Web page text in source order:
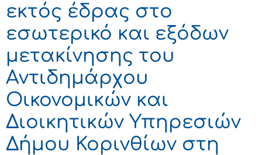
εκτός έδρας στο
εσωτερικό και εξόδων
μετακίνησης του
Αντιδημάρχου
Οικονομικών και
Διοικητικών Υπηρεσιών
Δήμου Κορινθίων στη